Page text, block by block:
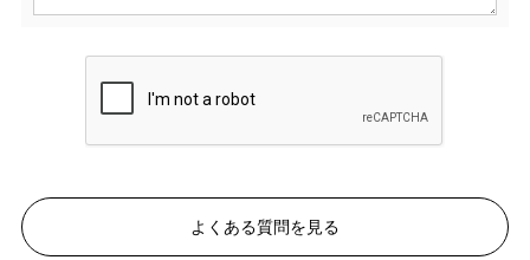
よくある質問を見る